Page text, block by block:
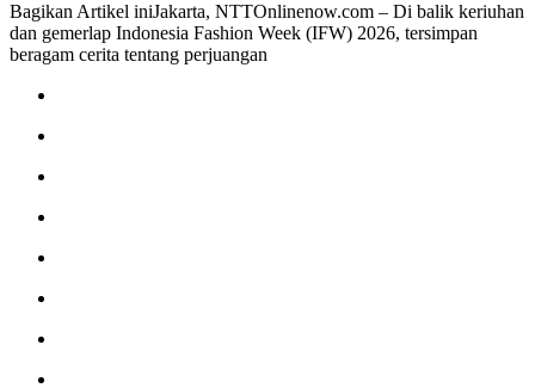
Bagikan Artikel iniJakarta, NTTOnlinenow.com – Di balik keriuhan
dan gemerlap Indonesia Fashion Week (IFW) 2026, tersimpan
beragam cerita tentang perjuangan